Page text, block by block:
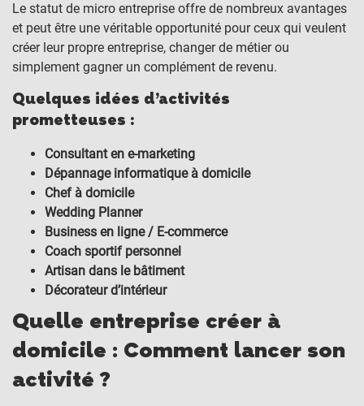
Le statut de micro entreprise offre de nombreux avantages
et peut être une véritable opportunité pour ceux qui veulent
créer leur propre entreprise, changer de métier ou
simplement gagner un complément de revenu.
Quelques idées d’activités
prometteuses :
Consultant en e-marketing
Dépannage informatique à domicile
Chef à domicile
Wedding Planner
Business en ligne / E-commerce
Coach sportif personnel
Artisan dans le bâtiment
Décorateur d’intérieur
Quelle entreprise créer à
domicile : Comment lancer son
activité ?